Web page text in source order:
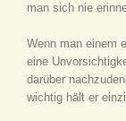
man sich nie
Wenn man einem
eine
darüber
wichtig hält er